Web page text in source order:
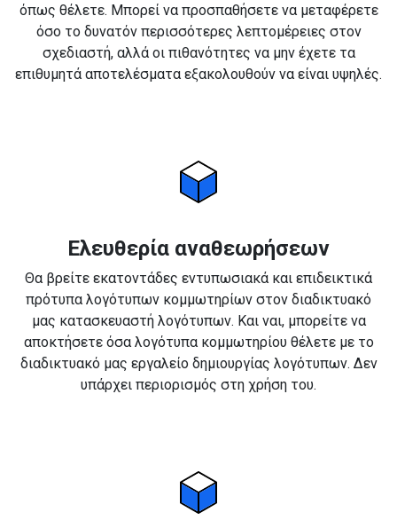
όπως θέλετε. Μπορεί να προσπαθήσετε να μεταφέρετε
όσο το δυνατόν περισσότερες λεπτομέρειες στον
σχεδιαστή, αλλά οι πιθανότητες να μην έχετε τα
επιθυμητά αποτελέσματα εξακολουθούν να είναι υψηλές.
Ελευθερία αναθεωρήσεων
Θα βρείτε εκατοντάδες εντυπωσιακά και επιδεικτικά
πρότυπα λογότυπων κομμωτηρίων στον διαδικτυακό
μας κατασκευαστή λογότυπων. Και ναι, μπορείτε να
αποκτήσετε όσα λογότυπα κομμωτηρίου θέλετε με το
διαδικτυακό μας εργαλείο δημιουργίας λογότυπων. Δεν
υπάρχει περιορισμός στη χρήση του.